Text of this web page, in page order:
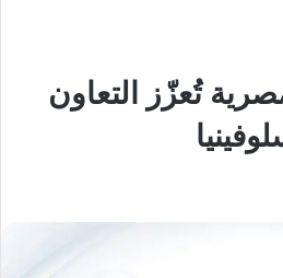
تُعزّز التعاون